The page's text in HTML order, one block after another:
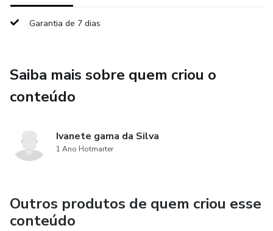
Garantia de 7 dias
Saiba mais sobre quem criou o
conteúdo
Ivanete gama da Silva
1 Ano Hotmarter
Outros produtos de quem criou esse
conteúdo